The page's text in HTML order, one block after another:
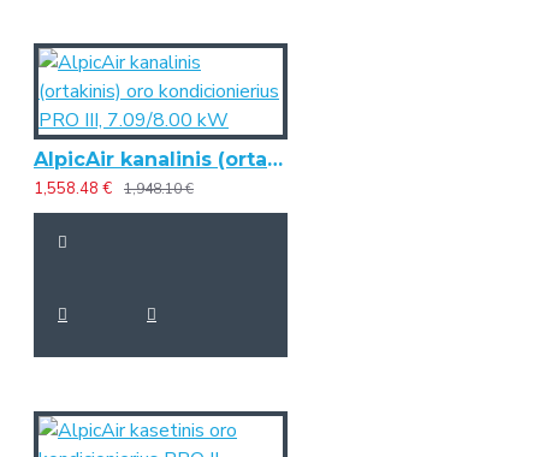
AlpicAir kanalinis (ortakinis) oro kondicionierius PRO III, 7.09/8.00 kW
1,558.48 € 1,948.10 €